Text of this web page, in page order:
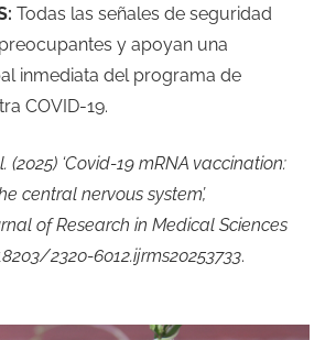
Todas las señales de seguridad
y apoyan una
inmediata del programa de
COVID-19.
(2025) ‘Covid-19 mRNA vaccination:
central nervous system’,
of Research in Medical Sciences
2320-6012.ijrms20253733.